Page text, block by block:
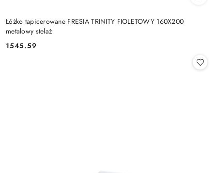
Łóżko tapicerowane FRESIA TRINITY FIOLETOWY 160X200
metalowy stelaż
Cena:
1545.59